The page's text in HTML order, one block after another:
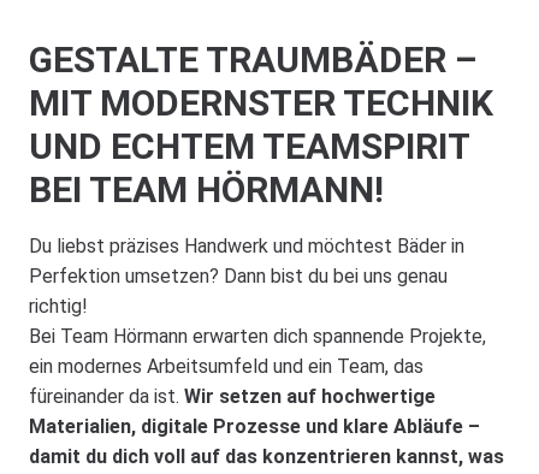
GESTALTE TRAUMBÄDER –
MIT MODERNSTER TECHNIK
UND ECHTEM TEAMSPIRIT
BEI TEAM HÖRMANN!
Du liebst präzises Handwerk und möchtest Bäder in
Perfektion umsetzen? Dann bist du bei uns genau
richtig!
Bei Team Hörmann erwarten dich spannende Projekte,
ein modernes Arbeitsumfeld und ein Team, das
füreinander da ist. Wir setzen auf hochwertige
Materialien, digitale Prozesse und klare Abläufe –
damit du dich voll auf das konzentrieren kannst, was